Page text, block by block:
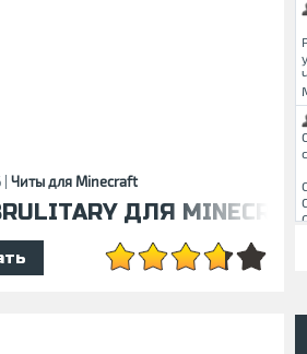
Читы для Minecraft
ДЛЯ